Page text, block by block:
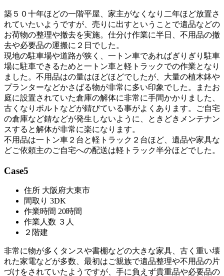
築５０十年ほどの一階平屋、家主がなくなり二年ほど放置さ
れていたいようですが、売りに出すということで遺品などの
お荷物の整理や撤去を実施。仕分け作業に半日、不用品の撤
去や必要品の運搬に２日でした。
現地の駐車場や道路が狭く、一トン車であればぎりぎり駐車
場に駐車できるためと一トン車と軽トラックでの作業となり
ました。不用品はの量はほどほどでしたが、大量の植木鉢や
プランターなどかさばる物が非常に多い印象でした。またお
庭に設置されていた倉庫の解体に非常に手間かかりました、
古くなりボルトなどが錆びている事がよくあります。ご自宅
の倉庫など錆などが発生しないように、ときどきメンテナン
スすると解体が非常に楽になります。
不用品は一トン車２台と軽トラック２台ほど、遺品や家具な
どご依頼主のご自宅への配送は軽トラック半分ほどでした。
Case5
住所 大阪府大東市
間取り 3DK
作業時間 20時間
作業人数 ３人
２階建
非常に物が多くタンスや書棚などの大きな家具、古く重い壊
れた家電などが多数、最初はご親族で遺品整理や不用品の片
づけをされていたようですが、手に負えず貴重品や必要品の